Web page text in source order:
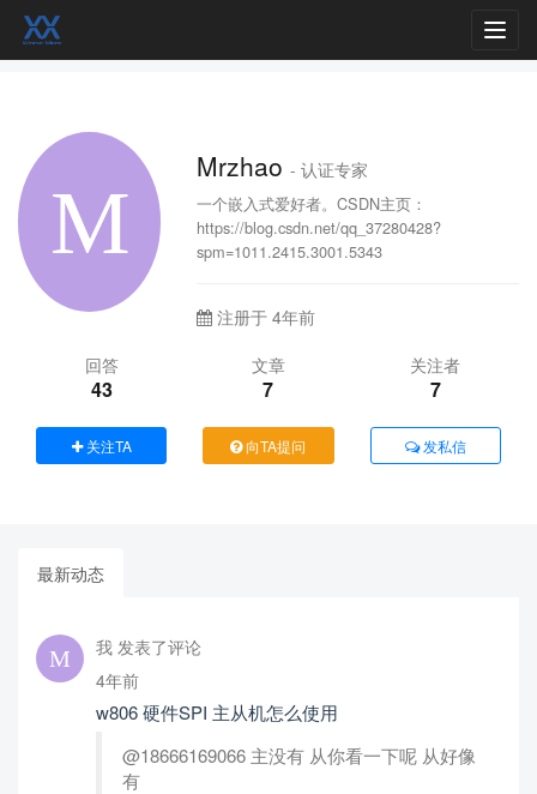
Mrzhao- 认证专家
一个嵌入式爱好者。CSDN主页：
https://blog.csdn.net/qq_37280428?
spm=1011.2415.3001.5343
注册于 4年前
回答
43
文章
7
关注者
7
关注TA 向TA提问 发私信
最新动态
我 发表了评论
4年前
w806 硬件SPI 主从机怎么使用
@18666169066 主没有 从你看一下呢 从好像
有